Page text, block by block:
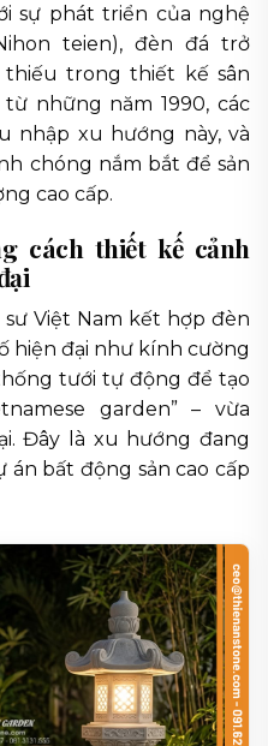
sự phát triển của nghệ
teien), đèn đá trở
trong thiết kế sân
những năm 1990, các
nhập xu hướng này, và
chóng nắm bắt để sản
cao cấp.
cách thiết kế cảnh
Việt Nam kết hợp đèn
hiện đại như kính cường
tưới tự động để tạo
garden” – vừa
Đây là xu hướng đang
bất động sản cao cấp